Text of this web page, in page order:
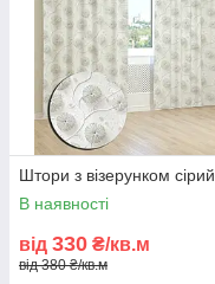
Штори з візерунком сірий
В наявності
від 330 ₴/кв.м
від 380 ₴/кв.м